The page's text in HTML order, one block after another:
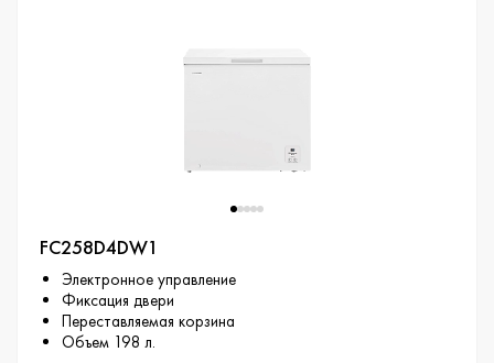
FC258D4DW1
Электронное управление
Фиксация двери
Переставляемая корзина
Объем 198 л.